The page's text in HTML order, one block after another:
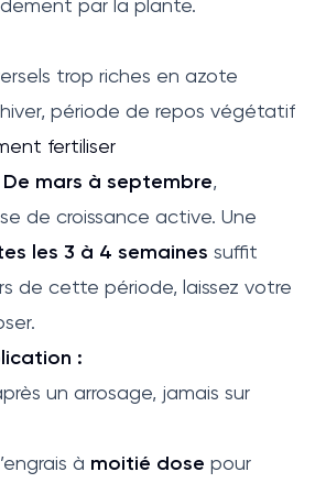
trop riches en azote
période de repos végétatif
fertiliser
De mars à septembre,
de croissance active. Une
les 3 à 4 semaines suffit
de cette période, laissez votre
:
un arrosage, jamais sur
à moitié dose pour